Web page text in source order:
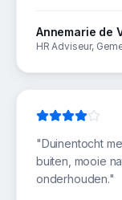
Annemarie de
HR Adviseur,
"Duinentocht
buiten, mooie
onderhouden."